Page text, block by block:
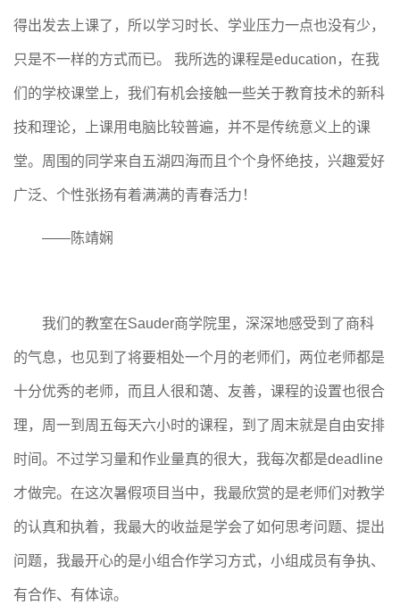
得出发去上课了，所以学习时长、学业压力一点也没有少，
只是不一样的方式而已。 我所选的课程是education，在我
们的学校课堂上，我们有机会接触一些关于教育技术的新科
技和理论，上课用电脑比较普遍，并不是传统意义上的课
堂。周围的同学来自五湖四海而且个个身怀绝技，兴趣爱好
广泛、个性张扬有着满满的青春活力！
——陈靖娴
我们的教室在Sauder商学院里，深深地感受到了商科
的气息，也见到了将要相处一个月的老师们，两位老师都是
十分优秀的老师，而且人很和蔼、友善，课程的设置也很合
理，周一到周五每天六小时的课程，到了周末就是自由安排
时间。不过学习量和作业量真的很大，我每次都是deadline
才做完。在这次暑假项目当中，我最欣赏的是老师们对教学
的认真和执着，我最大的收益是学会了如何思考问题、提出
问题，我最开心的是小组合作学习方式，小组成员有争执、
有合作、有体谅。